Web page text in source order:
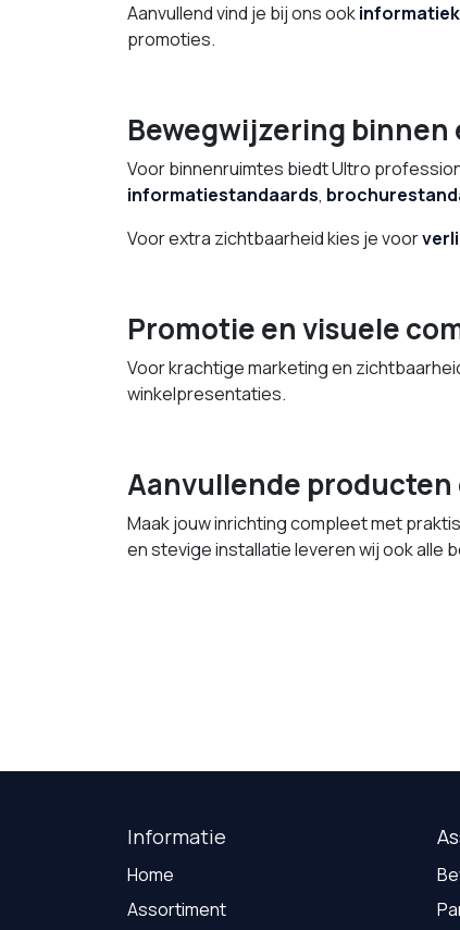
Aanvullend vind je bij ons ook
promoties.
Bewegwijzering binnen
Voor binnenruimtes biedt Ultro
informatiestandaards,
Voor extra zichtbaarheid kies je voor
Promotie en visuele
Voor krachtige marketing en
winkelpresentaties.
Aanvullende producten
Maak jouw inrichting compleet met
en stevige installatie leveren wij ook alle
Informatie
Home
Assortiment